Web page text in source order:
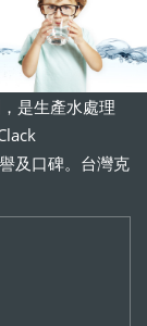
是生產水處理
及口碑。台灣克